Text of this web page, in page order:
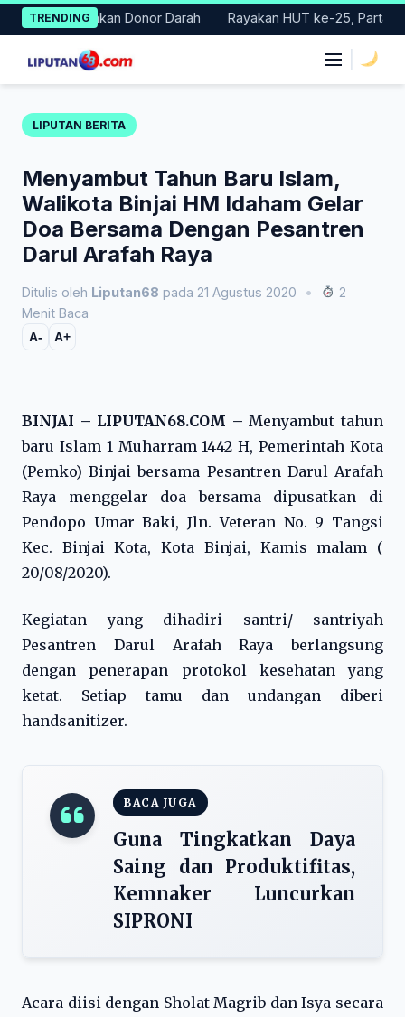
Skip
to
content
TRENDING
Gerakan Donor Darah Rayakan HUT ke-25, Partai
LIPUTAN BERITA
Menyambut Tahun Baru Islam,
Walikota Binjai HM Idaham Gelar
Doa Bersama Dengan Pesantren
Darul Arafah Raya
Ditulis oleh Liputan68 pada 21 Agustus 2020 •
2
Menit Baca
A- A+
BINJAI – LIPUTAN68.COM –Menyambut tahun
baru Islam 1 Muharram 1442 H, Pemerintah Kota
(Pemko) Binjai bersama Pesantren Darul Arafah
Raya menggelar doa bersama dipusatkan di
Pendopo Umar Baki, Jln. Veteran No. 9 Tangsi
Kec. Binjai Kota, Kota Binjai, Kamis malam (
20/08/2020).
Kegiatan yang dihadiri santri/ santriyah
Pesantren Darul Arafah Raya berlangsung
dengan penerapan protokol kesehatan yang
ketat. Setiap tamu dan undangan diberi
handsanitizer.
BACA JUGA
Guna Tingkatkan Daya
Saing dan Produktifitas,
Kemnaker Luncurkan
SIPRONI
Acara diisi dengan Sholat Magrib dan Isya secara